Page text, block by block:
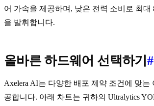
어 가속을 제공하며, 낮은 전력 소비로 최대
을 발휘합니다.
올바른 하드웨어 선택하기 #
Axelera AI는 다양한 배포 제약 조건에 맞는
공합니다. 아래 차트는 귀하의 Ultralytics